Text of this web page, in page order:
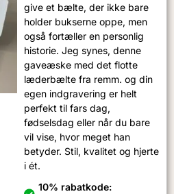
give et bælte, der ikke bare
holder bukserne oppe, men
også fortæller en personlig
historie. Jeg synes, denne
gaveæske med det flotte
læderbælte fra remm. og din
egen indgravering er helt
perfekt til fars dag,
fødselsdag eller når du bare
vil vise, hvor meget han
betyder. Stil, kvalitet og hjerte
i ét.
10% rabatkode: